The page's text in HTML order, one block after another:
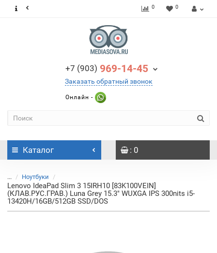
0 0
+7 (903) 969-14-45
Заказать обратный звонок
Онлайн -
Каталог : 0
... Ноутбуки
Lenovo IdeaPad Slim 3 15IRH10 [83K100VEIN]
(КЛАВ.РУС.ГРАВ.) Luna Grey 15.3" WUXGA IPS 300nits i5-
13420H/16GB/512GB SSD/DOS